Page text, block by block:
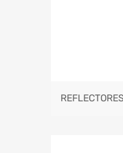
REFLECTORES